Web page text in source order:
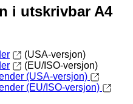
i utskrivbar A4
(USA-versjon)
(EU/ISO-versjon)
(USA-versjon)
(EU/ISO-versjon)